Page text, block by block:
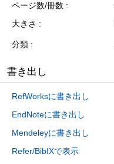
ページ数/冊数
大きさ
分類
書き出し
RefWorksに書き出し
EndNoteに書き出し
Mendeleyに書き出し
Refer/BibIXで表示